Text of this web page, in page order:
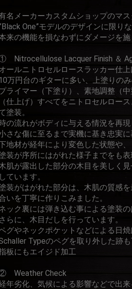
名メーカーカスタムショップのマ
One”モデルのデザインに限り
来の機能を損なわずにダメージを施
Nitrocellulose Lacquer Finish ＆
ールニトロセルロースラッカー仕
万円台のギターに多い、上塗りの
ライマー（下塗り）、素地調整（
（仕上げ）すべてをニトロセルロー
塗装。
の流れがボディに与える情況を再
さな傷に至るまで実機に基き忠実
地材が経年により変色した状態や、
装が序所にはがれた様子までをも
肌が露出した部分の木目を美しく
しています。
装がはがれた部分は、木肌の質感
いを丁寧に作りこみました。
ック裏には弾き込む事による塗装の
さらに、木目だしを行っています。
グやネックポケットなどによる日焼
Typeのペグを取り外した跡も
板にもエイジド加工
Weather Check
年劣化、気候による影響などで出